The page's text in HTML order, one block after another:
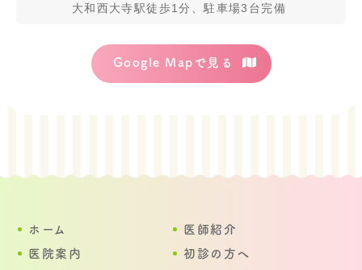
大和西大寺駅徒歩1分、駐車場3台完備
Google Mapで見る
ホーム
医師紹介
医院案内
初診の方へ